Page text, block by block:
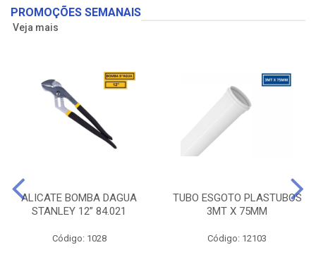
PROMOÇÕES SEMANAIS
Veja mais
ALICATE BOMBA DAGUA
STANLEY 12” 84.021
Código: 1028
TUBO ESGOTO PLASTUBOS
3MT X 75MM
Código: 12103